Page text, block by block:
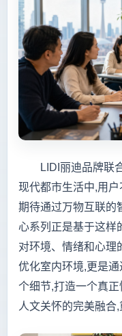
LIDI丽迪品牌联
现代都市生活中,用
期待通过万物互联的
心系列正是基于这样
对环境、情绪和心理
优化室内环境,更是
个细节,打造一个真
人文关怀的完美融合